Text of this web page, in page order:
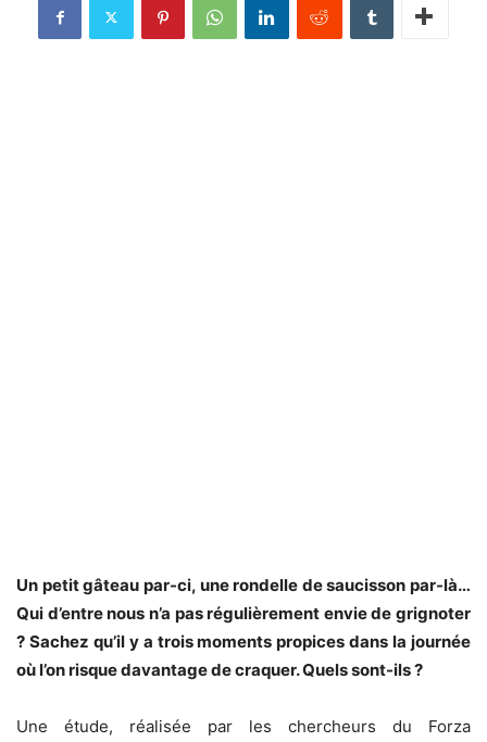
Un petit gâteau par-ci, une rondelle de saucisson par-là…
Qui d’entre nous n’a pas régulièrement envie de grignoter
? Sachez qu’il y a trois moments propices dans la journée
où l’on risque davantage de craquer. Quels sont-ils ?
Une étude, réalisée par les chercheurs du Forza